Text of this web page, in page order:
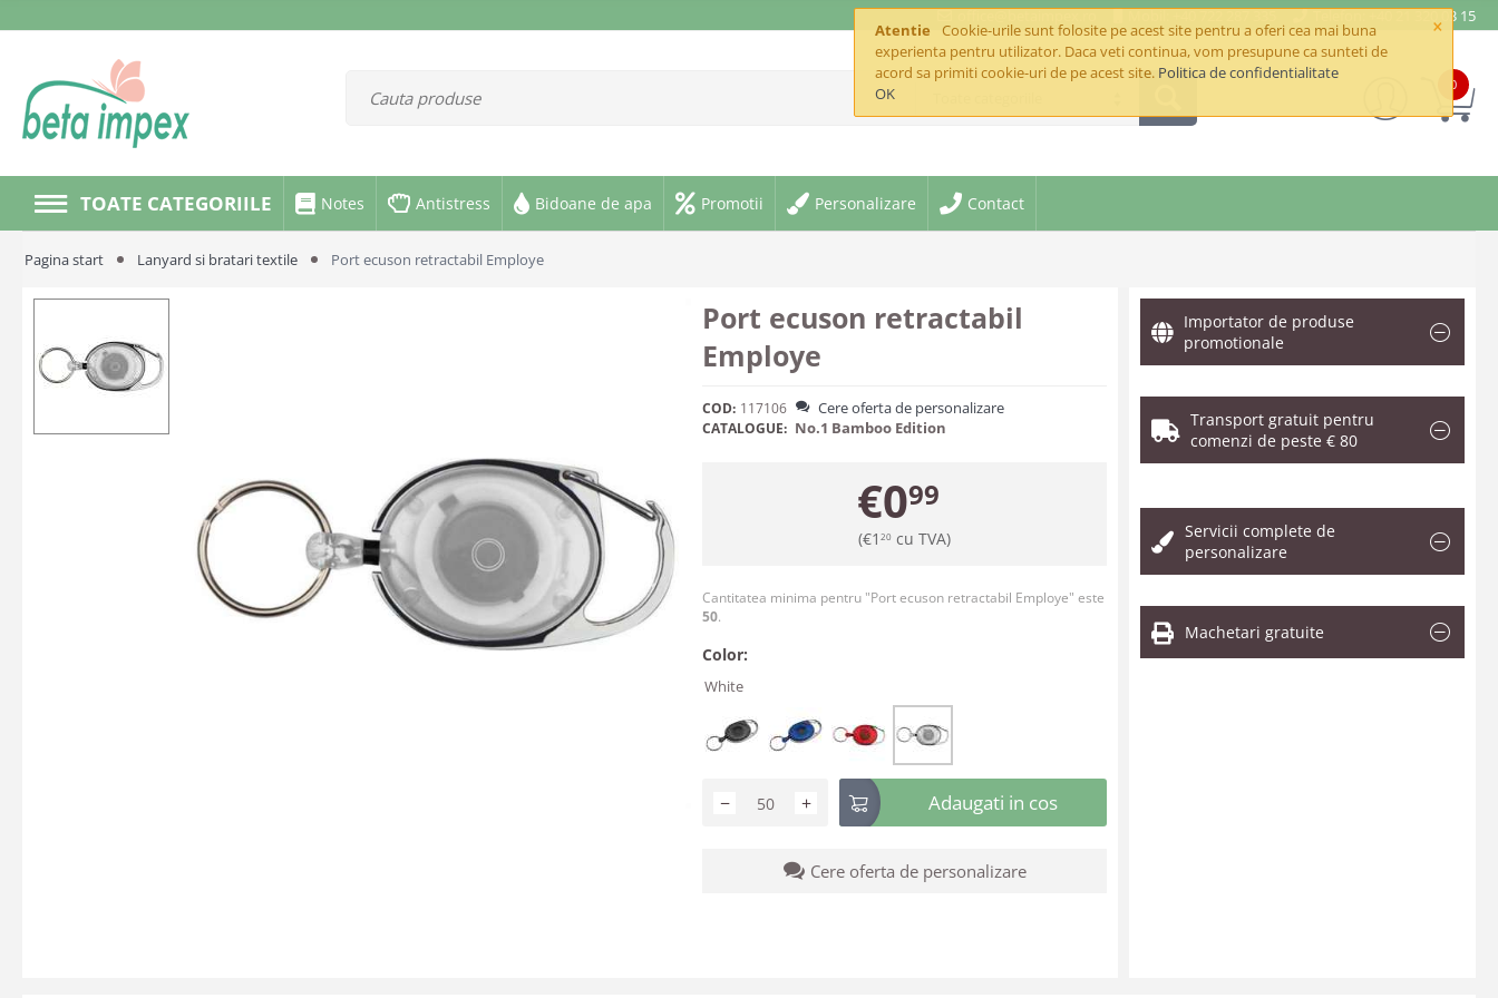
×
Atentie
Cookie-urile sunt folosite pe acest site pentru a oferi cea mai buna
experienta pentru utilizator. Daca veti continua, vom presupune ca sunteti de
acord sa primiti cookie-uri de pe acest site. Politica de confidentialitate
OK
office@betaimpex.ro Mobil: +40 722 287 335 Telefon: +40 21 320 03 15
0
TOATE CATEGORIILE Notes Antistress Bidoane de apa Promotii Personalizare Contact
Pagina start Lanyard si bratari textile Port ecuson retractabil Employe
Port ecuson retractabil
Employe
COD: 117106 Cere oferta de personalizare
CATALOGUE: No.1 Bamboo Edition
€099
(€1 20 cu TVA)
Cantitatea minima pentru "Port ecuson retractabil Employe" este
50.
Color:
White
+
− Adaugati in cos
Cere oferta de personalizare
Importator de produse
promotionale
Transport gratuit pentru
comenzi de peste € 80
Servicii complete de
personalizare
Machetari gratuite